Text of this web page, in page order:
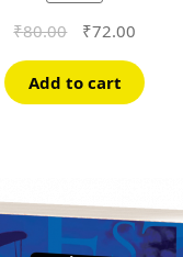
₹80.00
Original
was:
₹80.00.
₹72.00Current
is:
₹72.00.
Add to cart